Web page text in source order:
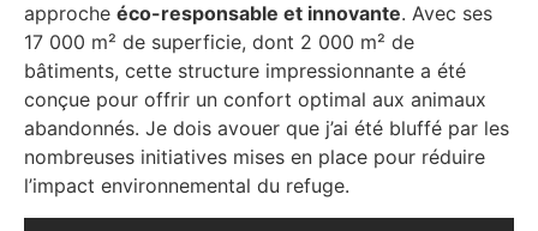
approche éco-responsable et innovante. Avec ses
17 000 m² de superficie, dont 2 000 m² de
bâtiments, cette structure impressionnante a été
conçue pour offrir un confort optimal aux animaux
abandonnés. Je dois avouer que j’ai été bluffé par les
nombreuses initiatives mises en place pour réduire
l’impact environnemental du refuge.